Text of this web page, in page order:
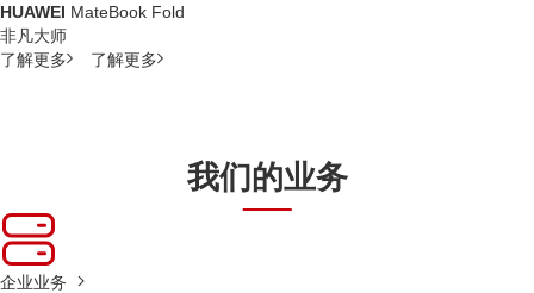
HUAWEI MateBook Fold
非凡大师
了解更多
了解更多
我们的业务
企业业务